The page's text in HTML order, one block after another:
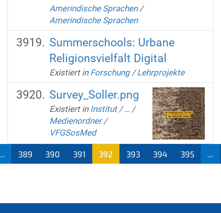
Amerindische Sprachen /
Amerindische Sprachen
Summerschools: Urbane
Religionsvielfalt Digital
Existiert in Forschung /Lehrprojekte
Survey_Soller.png
Existiert in Institut /… /
Medienordner /
VFGSosMed
389 390 391
392
393 394 395